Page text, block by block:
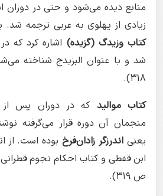
منابع دیده می‌شود و حتی در دوران
زیادی از پهلوی به عربی ترجمه شد.
کتاب وزیدگ (گزیده) اشاره کرد که
۳۱۸).
کتاب موالید که در دوران پس از
منجمان آن دوره قرار می‌گرفته
یعنی اندرزگر زادان‌فرخبوده است. از
ابن قفطی و کتاب احکام نجوم
ص ۳۱۹).